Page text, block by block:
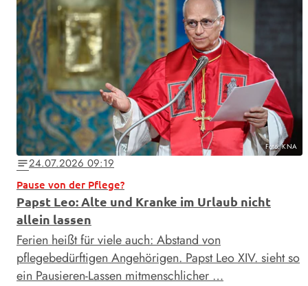
Foto: KNA
notes24.07.2026 09:19
Pause von der Pflege?
Papst Leo: Alte und Kranke im Urlaub nicht
allein lassen
Ferien heißt für viele auch: Abstand von
pflegebedürftigen Angehörigen. Papst Leo XIV. sieht so
ein Pausieren-Lassen mitmenschlicher …